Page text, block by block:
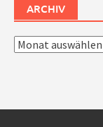
ARCHIV
Archiv